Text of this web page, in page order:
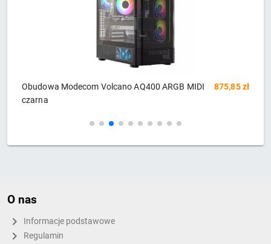
Obudowa Modecom Volcano AQ500 ARGB MIDI
czarna
875,85 zł
O nas
Informacje podstawowe
Regulamin